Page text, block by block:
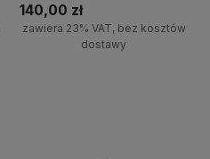
140,00 zł
zawiera 23% VAT, bez kosztów
dostawy